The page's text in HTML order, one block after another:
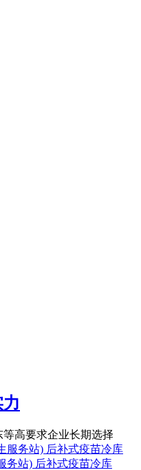
高要求企业长期选择
务站) 后补式疫苗冷库